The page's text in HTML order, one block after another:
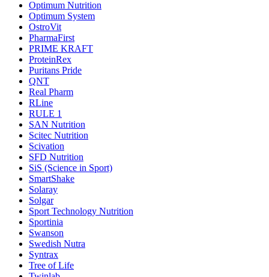
Optimum Nutrition
Optimum System
OstroVit
PharmaFirst
PRIME KRAFT
ProteinRex
Puritans Pride
QNT
Real Pharm
RLine
RULE 1
SAN Nutrition
Scitec Nutrition
Scivation
SFD Nutrition
SiS (Science in Sport)
SmartShake
Solaray
Solgar
Sport Technology Nutrition
Sportinia
Swanson
Swedish Nutra
Syntrax
Tree of Life